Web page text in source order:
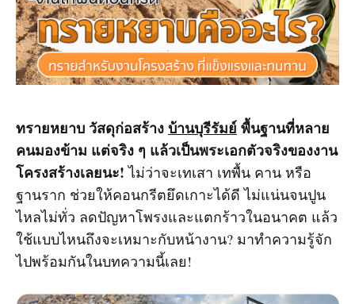
ทรายหยาบ วัสดุก่อสร้างบ้านบุรีรัมย์พื้นฐานที่หลาย
คนมองข้าม แต่จริง ๆ แล้วเป็นพระเอกตัวจริงของงาน
โครงสร้างเลยนะ!ไม่ว่าจะเทเสา เทพื้น คาน หรือ
ฐานราก ช่วยให้คอนกรีตยึดเกาะได้ดี ไม่แน่นจนปูน
ไหลไม่ทั่ว ลดปัญหาโพรงและแตกร้าวในอนาคต แล้ว
ใช้แบบไหนถึงจะเหมาะกับหน้างาน? มาทำความรู้จัก
ไปพร้อมกันในบทความนี้เลย!